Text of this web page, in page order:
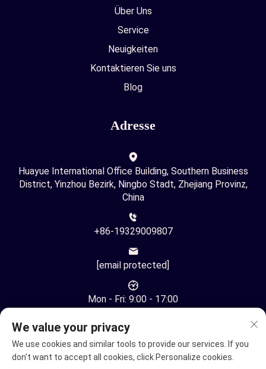
Über Uns
Service
Neuigkeiten
Kontaktieren Sie uns
Blog
Adresse
Huayue International Office Building, Southern Business
District, Yinzhou Bezirk, Ningbo Stadt, Zhejiang Provinz,
China
+86-19329009807
[email protected]
Mon - Fri: 9:00 - 17:00
We value your privacy
We use cookies and similar tools to provide our services. If you
don't want to accept all cookies, click Personalize cookies.